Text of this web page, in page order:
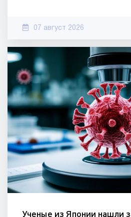
07 август 2026
Ученые из Японии нашли